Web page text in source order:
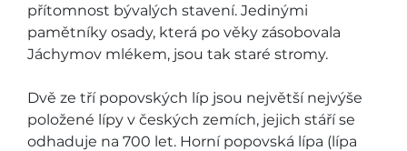
přítomnost bývalých stavení. Jedinými
pamětníky osady, která po věky zásobovala
Jáchymov mlékem, jsou tak staré stromy.
Dvě ze tří popovských líp jsou největší nejvýše
položené lípy v českých zemích, jejich stáří se
odhaduje na 700 let. Horní popovská lípa (lípa